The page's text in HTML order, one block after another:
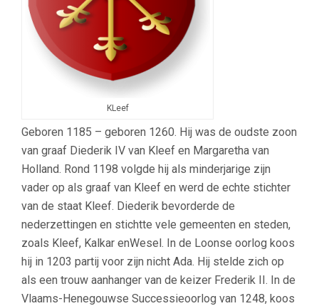
KLeef
Geboren 1185 – geboren 1260. Hij was de oudste zoon
van graaf Diederik IV van Kleef en Margaretha van
Holland. Rond 1198 volgde hij als minderjarige zijn
vader op als graaf van Kleef en werd de echte stichter
van de staat Kleef. Diederik bevorderde de
nederzettingen en stichtte vele gemeenten en steden,
zoals Kleef, Kalkar enWesel. In de Loonse oorlog koos
hij in 1203 partij voor zijn nicht Ada. Hij stelde zich op
als een trouw aanhanger van de keizer Frederik II. In de
Vlaams-Henegouwse Successieoorlog van 1248, koos